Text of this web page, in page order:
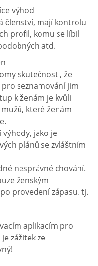
výhod
členství, mají kontrolu
profil, komu se líbil
atd.
skutečnosti, že
seznamování jim
k ženám je kvůli
které ženám
výhody, jako je
plánů se zvláštním
nesprávné chování.
ženským
provedení zápasu, tj.
aplikacím pro
zážitek ze